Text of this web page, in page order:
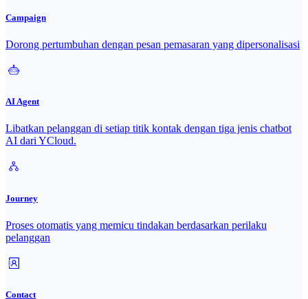
Campaign
Dorong pertumbuhan dengan pesan pemasaran yang dipersonalisasi
AI Agent
Libatkan pelanggan di setiap titik kontak dengan tiga jenis chatbot
AI dari YCloud.
Journey
Proses otomatis yang memicu tindakan berdasarkan perilaku
pelanggan
Contact